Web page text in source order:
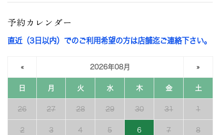
予約カレンダー
直近（3日以内）でのご利用希望の方は店舗迄ご連絡下さい。
« 2026年08月 »
日 月 火 水 木 金 土
26 27 28 29 30 31 1
2 3 4 5 6 7 8